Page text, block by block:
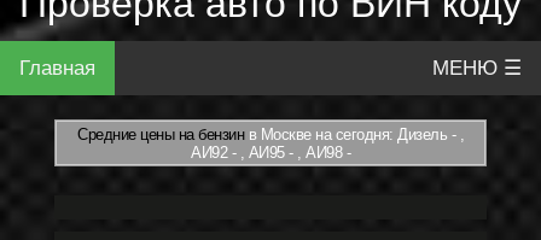
Главная МЕНЮ ☰
Средние цены на бензинв Москве на сегодня: Дизель - ,
АИ92 - , АИ95 - , АИ98 -